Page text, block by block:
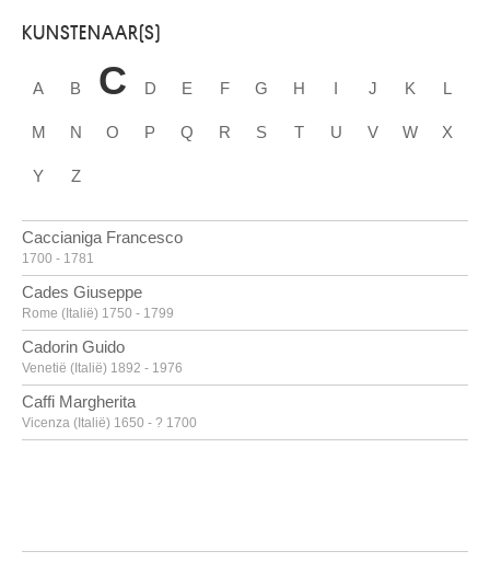
KUNSTENAAR(S)
A B C D E F G H I J K L
M N O P Q R S T U V W X
Y Z
Caccianiga Francesco
1700 - 1781
Cades Giuseppe
Rome (Italië) 1750 - 1799
Cadorin Guido
Venetië (Italië) 1892 - 1976
Caffi Margherita
Vicenza (Italië) 1650 - ? 1700